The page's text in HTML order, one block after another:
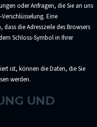
oder Anfragen, die Sie an uns
Verschlüsselung. Eine
die Adresszeile des Browsers
Schloss-Symbol in Ihrer
ist, können die Daten, die Sie
werden.
UND